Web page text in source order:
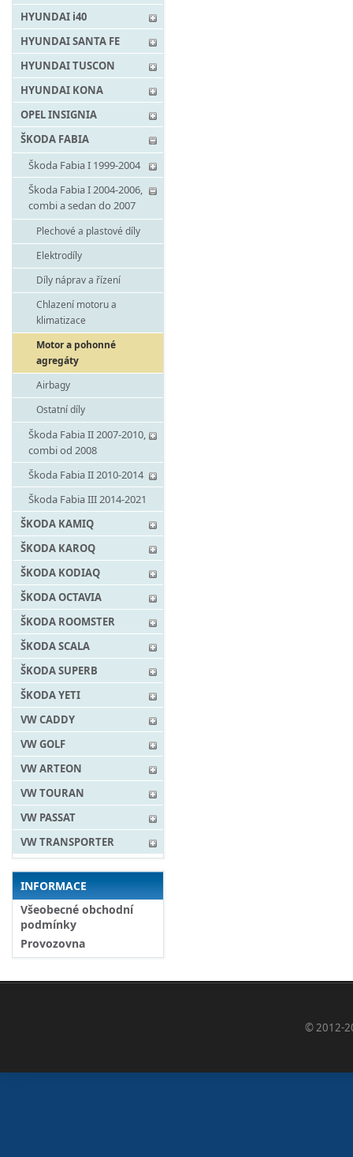
HYUNDAI i40
HYUNDAI SANTA FE
HYUNDAI TUSCON
HYUNDAI KONA
OPEL INSIGNIA
ŠKODA FABIA
Škoda Fabia I 1999-2004
Škoda Fabia I 2004-2006,
combi a sedan do 2007
Plechové a plastové díly
Elektrodíly
Díly náprav a řízení
Chlazení motoru a
klimatizace
Motor a pohonné
agregáty
Airbagy
Ostatní díly
Škoda Fabia II 2007-2010,
combi od 2008
Škoda Fabia II 2010-2014
Škoda Fabia III 2014-2021
ŠKODA KAMIQ
ŠKODA KAROQ
ŠKODA KODIAQ
ŠKODA OCTAVIA
ŠKODA ROOMSTER
ŠKODA SCALA
ŠKODA SUPERB
ŠKODA YETI
VW CADDY
VW GOLF
VW ARTEON
VW TOURAN
VW PASSAT
VW TRANSPORTER
INFORMACE
Všeobecné obchodní
podmínky
Provozovna
© 2012-